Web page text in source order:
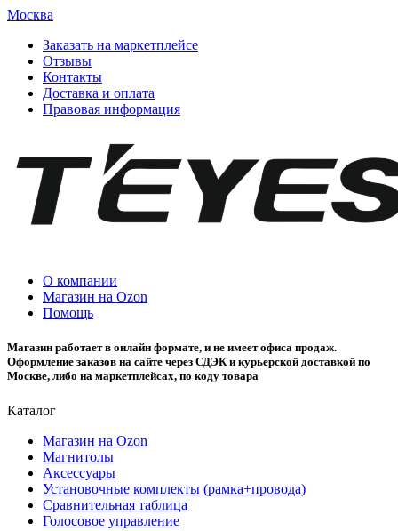
Москва
Заказать на маркетплейсе
Отзывы
Контакты
Доставка и оплата
Правовая информация
О компании
Магазин на Ozon
Помощь
Магазин работает в онлайн формате, и не имеет офиса продаж.
Оформление заказов на сайте через СДЭК и курьерской доставкой по
Москве, либо на маркетплейсах, по коду товара
Каталог
Магазин на Ozon
Магнитолы
Аксессуары
Установочные комплекты (рамка+провода)
Сравнительная таблица
Голосовое управление